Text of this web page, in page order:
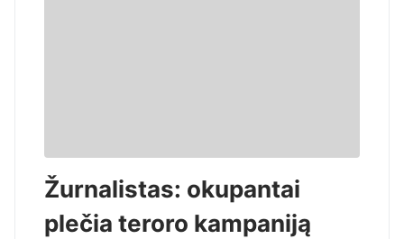
Žurnalistas: okupantai
plečia teroro kampaniją